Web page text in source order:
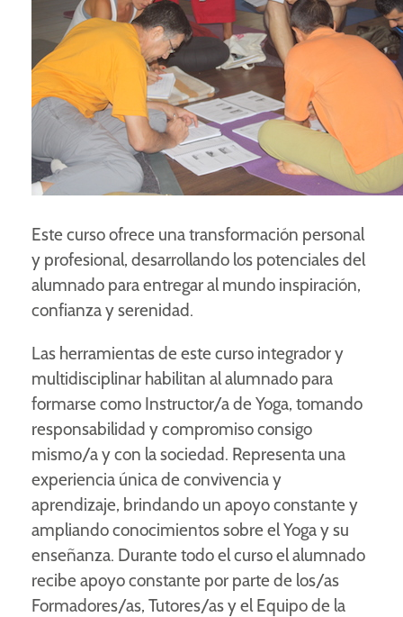
Este curso ofrece una transformación personal
y profesional, desarrollando los potenciales del
alumnado para entregar al mundo inspiración,
confianza y serenidad.
Las herramientas de este curso integrador y
multidisciplinar habilitan al alumnado para
formarse como Instructor/a de Yoga, tomando
responsabilidad y compromiso consigo
mismo/a y con la sociedad. Representa una
experiencia única de convivencia y
aprendizaje, brindando un apoyo constante y
ampliando conocimientos sobre el Yoga y su
enseñanza. Durante todo el curso el alumnado
recibe apoyo constante por parte de los/as
Formadores/as, Tutores/as y el Equipo de la